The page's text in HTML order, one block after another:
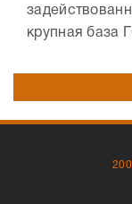
крупная база